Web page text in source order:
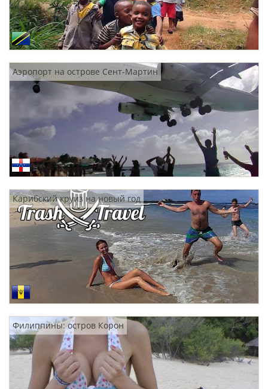
Аэропорт на острове Сент-Мартин
Карибский круиз на новый год
Филиппины: остров Корон